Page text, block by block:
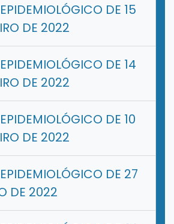
DE 15
DE 2022
DE 14
DE 2022
DE 10
DE 2022
DE 27
DE 2022